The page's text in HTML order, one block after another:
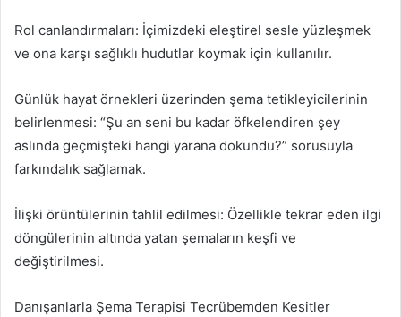
Rol canlandırmaları: İçimizdeki eleştirel sesle yüzleşmek
ve ona karşı sağlıklı hudutlar koymak için kullanılır.
Günlük hayat örnekleri üzerinden şema tetikleyicilerinin
belirlenmesi: “Şu an seni bu kadar öfkelendiren şey
aslında geçmişteki hangi yarana dokundu?” sorusuyla
farkındalık sağlamak.
İlişki örüntülerinin tahlil edilmesi: Özellikle tekrar eden ilgi
döngülerinin altında yatan şemaların keşfi ve
değiştirilmesi.
Danışanlarla Şema Terapisi Tecrübemden Kesitler